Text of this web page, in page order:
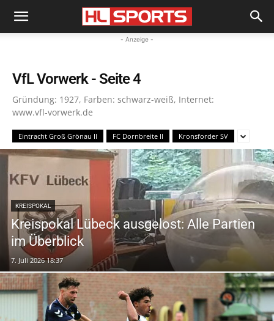
- Anzeige -
VfL Vorwerk- Seite 4
Gründung: 1927, Farben: schwarz-weiß, Internet:
www.vfl-vorwerk.de
Eintracht Groß Grönau II FC Dornbreite II Kronsforder SV
KREISPOKAL
Kreispokal Lübeck ausgelost: Alle Partien
im Überblick
7. Juli 2026 18:37